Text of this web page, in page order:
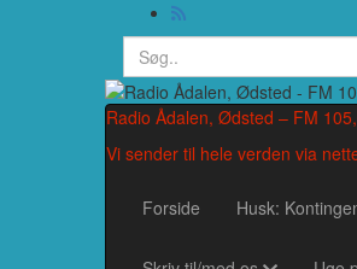
Search
for:
Radio Ådalen, Ødsted – FM
Vi sender til hele verden via
Forside Husk: